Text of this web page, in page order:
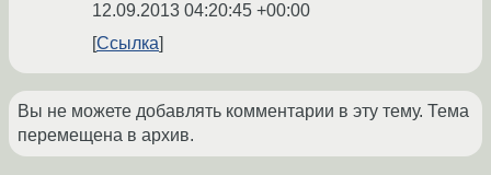
12.09.2013 04:20:45 +00:00
Ссылка
Вы не можете добавлять комментарии в эту тему. Тема
перемещена в архив.